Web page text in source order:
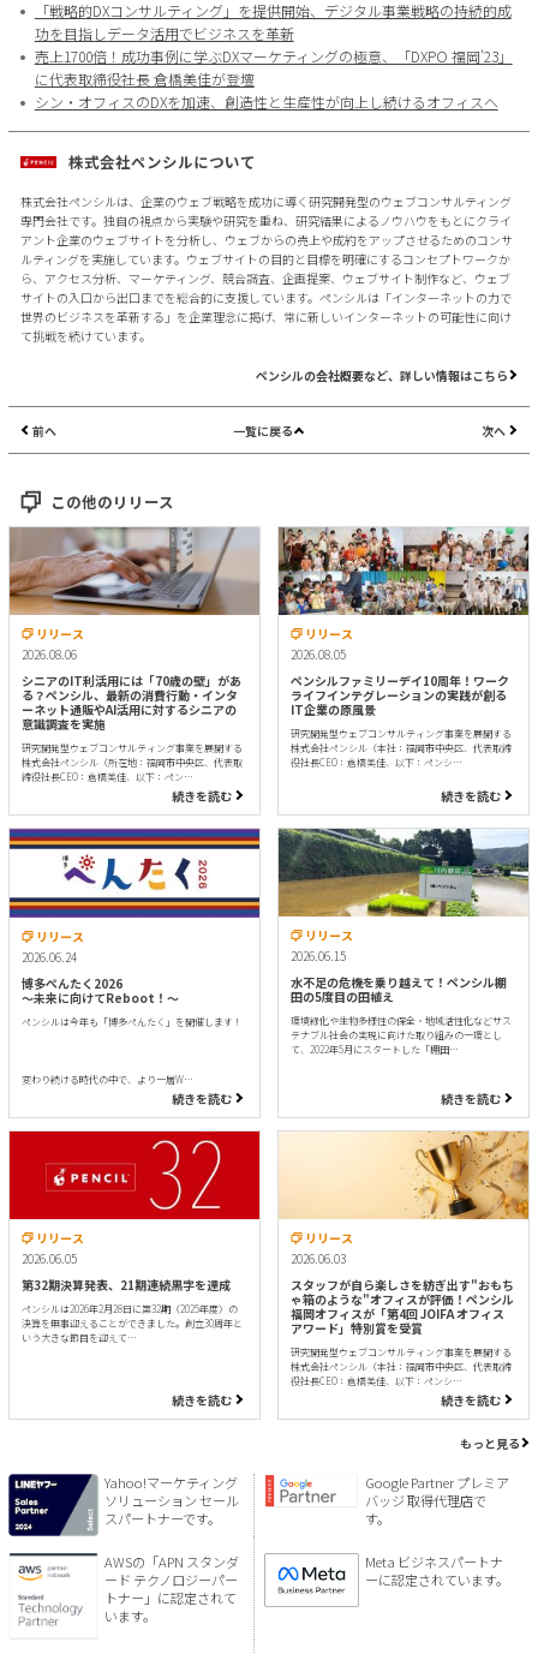
「戦略的DXコンサルティング」を提供開始、デジタル事業戦略の持続的成
功を目指しデータ活用でビジネスを革新
売上1700倍！成功事例に学ぶDXマーケティングの極意、「DXPO 福岡’23」
に代表取締役社長 倉橋美佳が登壇
シン・オフィスのDXを加速、創造性と生産性が向上し続けるオフィスへ
株式会社ペンシルについて
株式会社ペンシルは、企業のウェブ戦略を成功に導く研究開発型のウェブコンサルティング
専門会社です。独自の視点から実験や研究を重ね、研究結果によるノウハウをもとにクライ
アント企業のウェブサイトを分析し、ウェブからの売上や成約をアップさせるためのコンサ
ルティングを実施しています。ウェブサイトの目的と目標を明確にするコンセプトワークか
ら、アクセス分析、マーケティング、競合調査、企画提案、ウェブサイト制作など、ウェブ
サイトの入口から出口までを総合的に支援しています。ペンシルは「インターネットの力で
世界のビジネスを革新する」を企業理念に掲げ、常に新しいインターネットの可能性に向け
て挑戦を続けています。
ペンシルの会社概要など、詳しい情報はこちら
前へ 一覧に戻る 次へ
この他のリリース
リリース
2026.08.06
シニアのIT利活用には「70歳の壁」があ
る？ペンシル、最新の消費行動・インタ
ーネット通販やAI活用に対するシニアの
意識調査を実施
研究開発型ウェブコンサルティング事業を展開する
株式会社ペンシル（所在地：福岡市中央区、代表取
締役社長CEO：倉橋美佳、以下：ペン…
続きを読む
リリース
2026.08.05
ペンシルファミリーデイ10周年！ワーク
ライフインテグレーションの実践が創る
IT企業の原風景
研究開発型ウェブコンサルティング事業を展開する
株式会社ペンシル（本社：福岡市中央区、代表取締
役社長CEO：倉橋美佳、以下：ペンシ…
続きを読む
リリース
2026.06.24
博多ぺんたく2026
〜未来に向けてReboot！〜
ペンシルは今年も「博多ぺんたく」を開催します！
変わり続ける時代の中で、より一層W…
続きを読む
リリース
2026.06.15
水不足の危機を乗り越えて！ペンシル棚
田の5度目の田植え
環境緑化や生物多様性の保全・地域活性化などサス
テナブル社会の実現に向けた取り組みの一環とし
て、2022年5月にスタートした「棚田…
続きを読む
リリース
2026.06.05
第32期決算発表、21期連続黒字を達成
ペンシルは2026年2月28日に第32期（2025年度）の
決算を無事迎えることができました。創立30周年と
いう大きな節目を迎えて…
続きを読む
リリース
2026.06.03
スタッフが自ら楽しさを紡ぎ出す"おもち
ゃ箱のような"オフィスが評価！ペンシル
福岡オフィスが「第4回 JOIFA オフィス
アワード」特別賞を受賞
研究開発型ウェブコンサルティング事業を展開する
株式会社ペンシル（本社：福岡市中央区、代表取締
役社長CEO：倉橋美佳、以下：ペンシ…
続きを読む
もっと見る
Yahoo!マーケティング
ソリューション セール
スパートナーです。
Google Partner プレミア
バッジ 取得代理店で
す。
AWSの「APN スタンダ
ード テクノロジーパー
トナー」に認定されて
います。
Meta ビジネスパートナ
ーに認定されています。